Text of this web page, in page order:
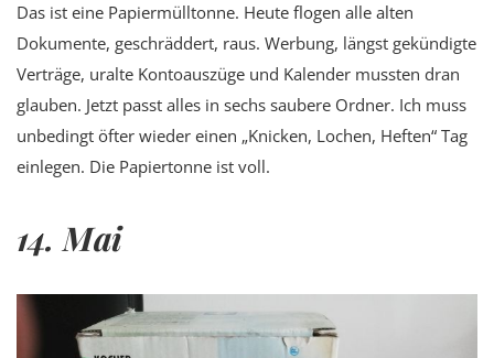
Das ist eine Papiermülltonne. Heute flogen alle alten
Dokumente, geschräddert, raus. Werbung, längst gekündigte
Verträge, uralte Kontoauszüge und Kalender mussten dran
glauben. Jetzt passt alles in sechs saubere Ordner. Ich muss
unbedingt öfter wieder einen „Knicken, Lochen, Heften“ Tag
einlegen. Die Papiertonne ist voll.
14. Mai